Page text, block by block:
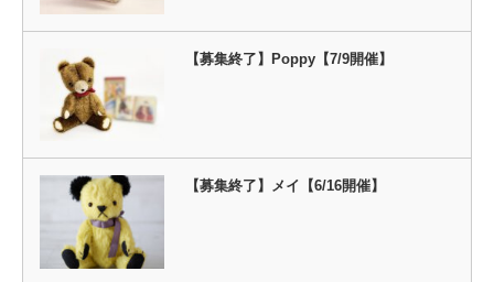
【募集終了】Poppy【7/9開催】
【募集終了】メイ【6/16開催】